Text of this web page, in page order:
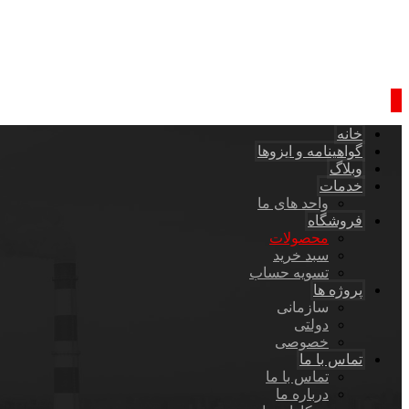
خانه
گواهینامه و ایزوها
وبلاگ
خدمات
واحد های ما
فروشگاه
محصولات
سبد خرید
تسویه حساب
پروژه ها
سازمانی
دولتی
خصوصی
تماس با ما
تماس با ما
درباره ما